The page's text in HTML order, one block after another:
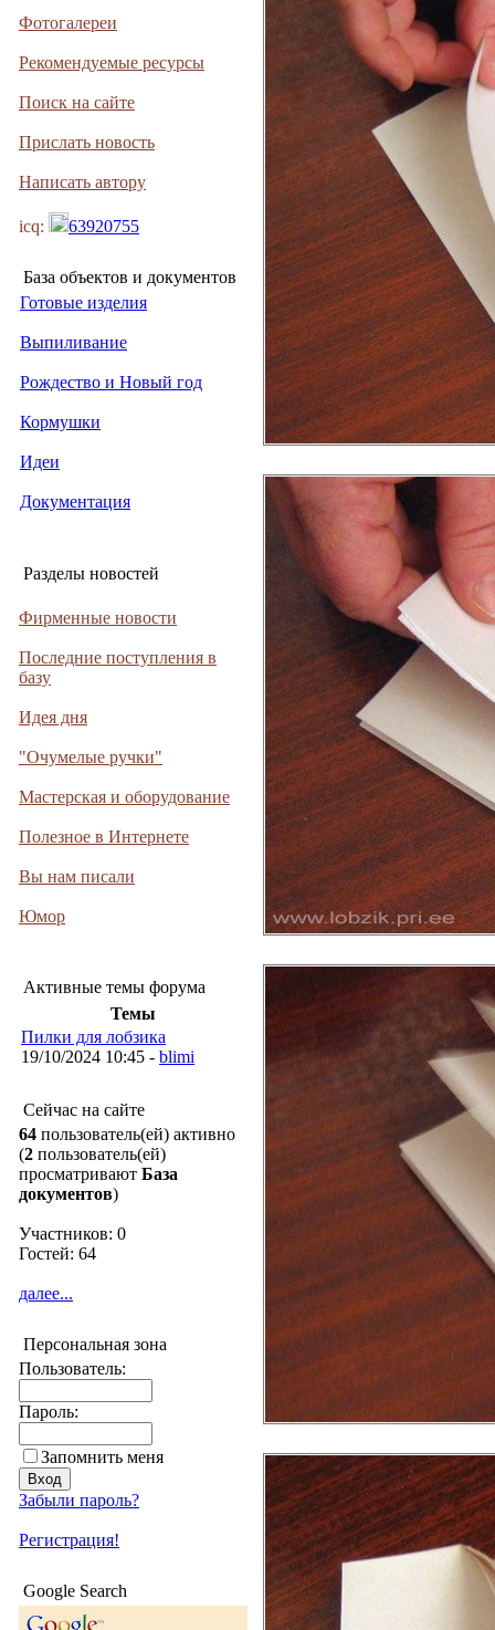
Фотогалереи
Рекомендуемые ресурсы
Поиск на сайте
Прислать новость
Написать автору
icq: 63920755
База объектов и документов
Готовые изделия
Выпиливание
Рождество и Новый год
Кормушки
Идеи
Документация
Разделы новостей
Фирменные новости
Последние поступления в
базу
Идея дня
"Очумелые ручки"
Мастерская и оборудование
Полезное в Интернете
Вы нам писали
Юмор
Активные темы форума
Темы
Пилки для лобзика
19/10/2024 10:45 - blimi
Сейчас на сайте
64 пользователь(ей) активно
(2 пользователь(ей)
просматривают База
документов)
Участников: 0
Гостей: 64
далее...
Персональная зона
Пользователь:
Пароль:
Запомнить меня
Забыли пароль?
Регистрация!
Google Search